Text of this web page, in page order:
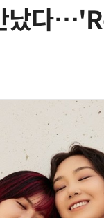
났다
AI Native Enterprise를 지원하는 AI Ready Data